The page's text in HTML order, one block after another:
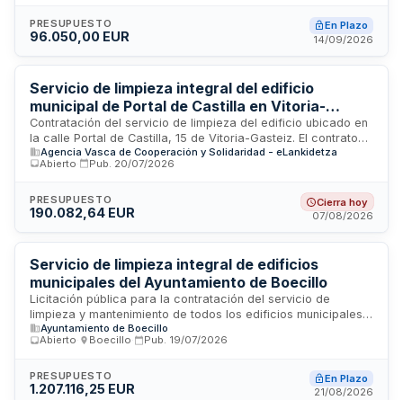
proporcionar formación en métodos de limpieza y
desinfección, utilización de equipos de protección individual
subcontratación solo para servicios especializados, siendo
prohibida para el servicio ordinario.
PRESUPUESTO
96.050,00 EUR
En Plazo
14/09/2026
Servicio de limpieza integral del edificio
municipal de Portal de Castilla en Vitoria-
Gasteiz
Contratación del servicio de limpieza del edificio ubicado en
la calle Portal de Castilla, 15 de Vitoria-Gasteiz. El contrato
incluye todas las tareas de limpieza y aseo necesarias para
el mantenimiento de las instalaciones, con duración a lo
normativas de seguridad y salud laboral, así como la
designación de un responsable para la gestión técnica,
Agencia Vasca de Cooperación y Solidaridad - eLankidetza
Abierto
Pub. 20/07/2026
PRESUPUESTO
190.082,64 EUR
Cierra hoy
07/08/2026
Servicio de limpieza integral de edificios
municipales del Ayuntamiento de Boecillo
Licitación pública para la contratación del servicio de
limpieza y mantenimiento de todos los edificios municipales
del Ayuntamiento de Boecillo, en Valladolid. El contrato,
sujeto a regulación armonizada, se divide en varios lotes y
ordinaria. El importe total estimado asciende a
aproximadamente 724.000 euros. Se busca garantizar la
Ayuntamiento de Boecillo
Abierto
Boecillo Pub. 19/07/2026
PRESUPUESTO
1.207.116,25 EUR
En Plazo
21/08/2026